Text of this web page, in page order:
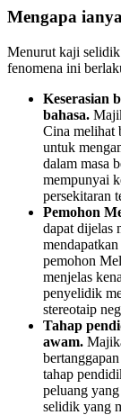
Mengapa
Menurut kaji
fenomena ini
Keserasian
bahasa.
Cina melihat
untuk
dalam masa
mempunyai
persekitaran
Pemohon
dapat dijelas
pemohon
menjelas
penyelidik
stereotaip
Tahap
awam.
tahap
peluang
selidik yang